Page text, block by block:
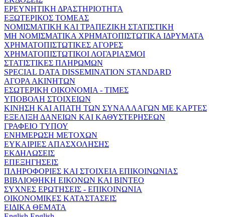
ΕΡΕΥΝΗΤΙΚΗ ΔΡΑΣΤΗΡΙΟΤΗΤΑ
ΕΞΩΤΕΡΙΚΟΣ ΤΟΜΕΑΣ
ΝΟΜΙΣΜΑΤΙΚΗ ΚΑΙ ΤΡΑΠΕΖΙΚΗ ΣΤΑΤΙΣΤΙΚΗ
ΜΗ ΝΟΜΙΣΜΑΤΙΚΑ ΧΡΗΜΑΤΟΠΙΣΤΩΤΙΚΑ ΙΔΡΥΜΑΤΑ
ΧΡΗΜΑΤΟΠΙΣΤΩΤΙΚΕΣ ΑΓΟΡΕΣ
ΧΡΗΜΑΤΟΠΙΣΤΩΤΙΚΟΙ ΛΟΓΑΡΙΑΣΜΟΙ
ΣΤΑΤΙΣΤΙΚΕΣ ΠΛΗΡΩΜΩΝ
SPECIAL DATA DISSEMINATION STANDARD
ΑΓΟΡΑ ΑΚΙΝΗΤΩΝ
ΕΣΩΤΕΡΙΚΗ ΟΙΚΟΝΟΜΙΑ - ΤΙΜΕΣ
ΥΠΟΒΟΛΗ ΣΤΟΙΧΕΙΩΝ
ΚΙΝΗΣΗ ΚΑΙ ΑΠΑΤΗ ΤΩΝ ΣΥΝΑΛΛΑΓΩΝ ΜΕ ΚΑΡΤΕΣ
ΕΞΕΛΙΞΗ ΔΑΝΕΙΩΝ ΚΑΙ ΚΑΘΥΣΤΕΡΗΣΕΩΝ
ΓΡΑΦΕΙΟ ΤΥΠΟΥ
ΕΝΗΜΕΡΩΣΗ ΜΕΤΟΧΩΝ
ΕΥΚΑΙΡΙΕΣ ΑΠΑΣΧΟΛΗΣΗΣ
ΕΚΔΗΛΩΣΕΙΣ
ΕΠΕΞΗΓΗΣΕΙΣ
ΠΛΗΡΟΦΟΡΙΕΣ ΚΑΙ ΣΤΟΙΧΕΙΑ ΕΠΙΚΟΙΝΩΝΙΑΣ
ΒΙΒΛΙΟΘΗΚΗ ΕΙΚΟΝΩΝ ΚΑΙ ΒΙΝΤΕΟ
ΣΥΧΝΕΣ ΕΡΩΤΗΣΕΙΣ - ΕΠΙΚΟΙΝΩΝΙΑ
ΟΙΚΟΝΟΜΙΚΕΣ ΚΑΤΑΣΤΑΣΕΙΣ
ΕΙΔΙΚΑ ΘΕΜΑΤΑ